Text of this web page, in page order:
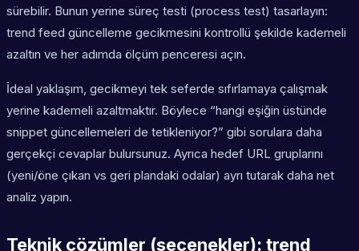
sürebilir. Bunun yerine süreç testi (process test) tasarlayın:
trend feed güncelleme gecikmesini kontrollü şekilde kademeli
azaltın ve her adımda ölçüm penceresi açın.
İdeal yaklaşım, gecikmeyi tek seferde sıfırlamaya çalışmak
yerine kademeli azaltmaktır. Böylece “hangi eşiğin üstünde
snippet güncellemeleri de tetikleniyor?” gibi sorulara daha
gerçekçi cevaplar bulursunuz. Ayrıca hedef URL gruplarını
(yeni/öne çıkan vs geri plandaki odalar) ayrı tutarak daha net
analiz yapın.
Teknik çözümler (seçenekler): trend